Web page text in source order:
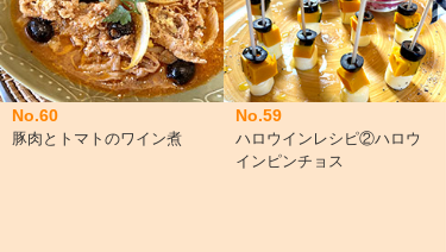
No.60
豚肉とトマトのワイン煮
No.59
ハロウインレシピ②ハロウ
インピンチョス